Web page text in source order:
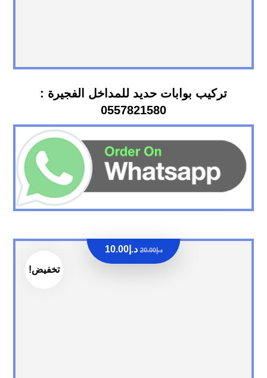
تركيب بوابات حديد للمداخل الفجيرة :
0557821580
تخفيض!
د.إ20.00 د.إ10.00